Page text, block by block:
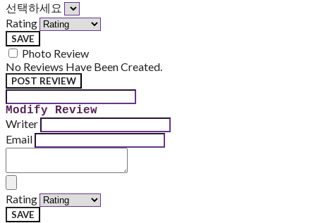
선택하세요
Rating
SAVE
Photo Review
No Reviews Have Been Created.
POST REVIEW
Modify Review
Writer
Email
Rating
SAVE